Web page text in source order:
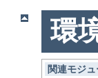
環
関連モジ